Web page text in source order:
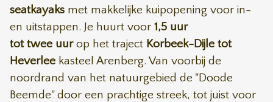
seatkayaks met makkelijke kuipopening voor in-
en uitstappen. Je huurt voor 1,5 uur
tot twee uurop het traject Korbeek-Dijle tot
Heverlee kasteel Arenberg. Van voorbij de
noordrand van het natuurgebied de "Doode
Beemde" door een prachtige streek, tot juist voor